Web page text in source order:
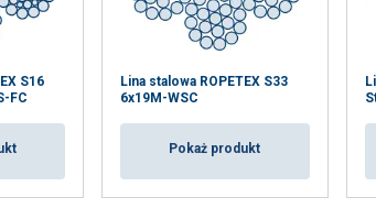
S16
FC
Lina stalowa ROPETEX S33
6x19M-WSC
Pokaż produkt